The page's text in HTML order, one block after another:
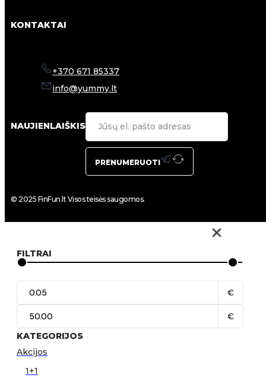
KONTAKTAI
+370 671 85337
info@yummy.lt
NAUJIENLAIŠKIS
PRENUMERUOTI
© 2025 FinFun.lt Visos teisės saugomos.
FILTRAI
€
€
KATEGORIJOS
Akcijos
1+1